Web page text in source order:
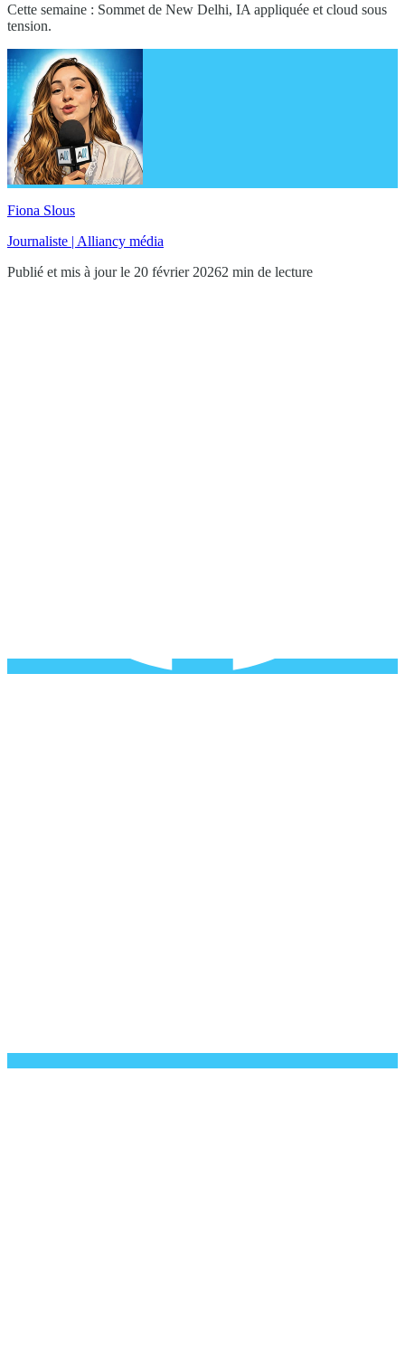
Cette semaine : Sommet de New Delhi, IA appliquée et cloud sous
tension.
Fiona Slous
Journaliste | Alliancy média
Publié et mis à jour le 20 février 20262 min de lecture